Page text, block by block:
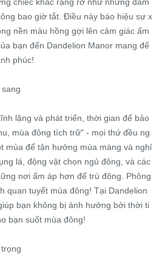
bao giờ tắt. Điều này báo hiệu sự x
nền màu hồng gợi lên cảm giác ấm
bạn đến Dandelion Manor mang đế
phúc!
lặng và phát triển, thời gian để bảo
mùa đông tích trữ" - mọi thứ đều ng
mùa để tận hưởng mùa màng và nghỉ
lá, động vật chọn ngủ đông, và các
nơi ấm áp hơn để trú đông. Phông
quan tuyết mùa đông! Tại Dandelion
bạn không bị ảnh hưởng bởi thời ti
bạn suốt mùa đông!